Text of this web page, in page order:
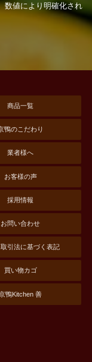
数値により明確化され
商品一覧
鴨のこだわり
業者様へ
お客様の声
採用情報
お問い合わせ
引法に基づく表記
買い物カゴ
鴨Kitchen 善